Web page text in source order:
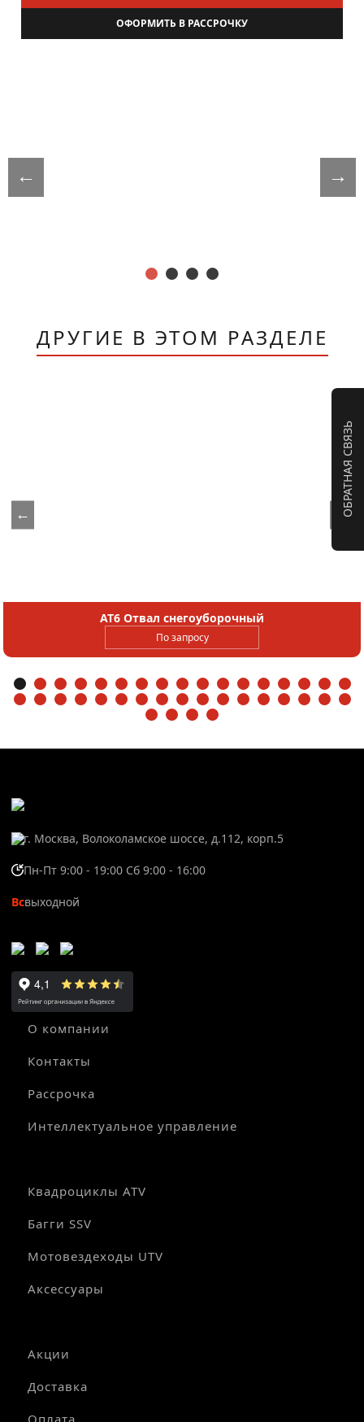
ОФОРМИТЬ В РАССРОЧКУ
← →
ДРУГИЕ В ЭТОМ РАЗДЕЛЕ
AT6 Отвал снегоуборочный
По запросу
← →
г. Москва, Волоколамское шоссе, д.112, корп.5
Пн-Пт 9:00 - 19:00 Сб 9:00 - 16:00
Всвыходной
О компании
Контакты
Рассрочка
Интеллектуальное управление
Квадроциклы ATV
Багги SSV
Мотовездеходы UTV
Аксессуары
Акции
Доставка
Оплата
ОБРАТНАЯ СВЯЗЬ